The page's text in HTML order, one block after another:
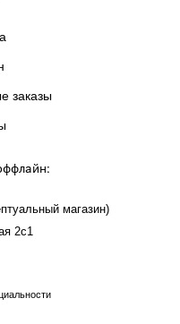
заказы
магазин)
2с1